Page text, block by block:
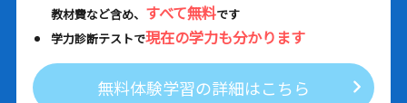
教材費など含め、 すべて無料です
学力診断テストで現在の学力も分かります
無料体験学習の詳細はこちら